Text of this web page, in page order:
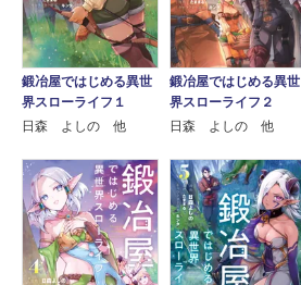
鍛冶屋ではじめる異世
界スローライフ１
日森 よしの 他
鍛冶屋ではじめる異世
界スローライフ２
日森 よしの 他